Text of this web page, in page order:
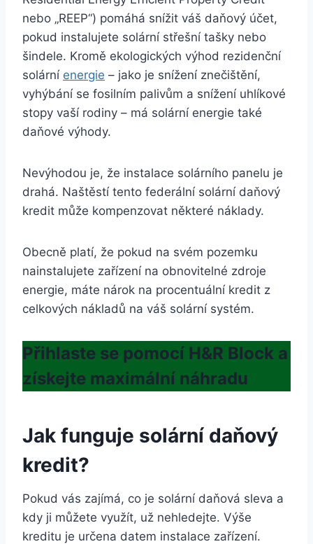
nebo „REEP“) pomáhá snížit váš daňový účet,
pokud instalujete solární střešní tašky nebo
šindele. Kromě ekologických výhod rezidenční
solární energie – jako je snížení znečištění,
vyhýbání se fosilním palivům a snížení uhlíkové
stopy vaší rodiny – má solární energie také
daňové výhody.
Nevýhodou je, že instalace solárního panelu je
drahá. Naštěstí tento federální solární daňový
kredit může kompenzovat některé náklady.
Obecně platí, že pokud na svém pozemku
nainstalujete zařízení na obnovitelné zdroje
energie, máte nárok na procentuální kredit z
celkových nákladů na váš solární systém.
Přihlaste se pomocí H&R Block a
získejte maximální náhradu
Jak funguje solární daňový
kredit?
Pokud vás zajímá, co je solární daňová sleva a
kdy ji můžete využít, už nehledejte. Výše
kreditu je určena datem instalace zařízení.